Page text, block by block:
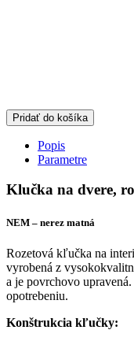
Pridať do košíka
Popis
Parametre
Klučka na dvere,
NEM – nerez matná
Rozetová kľučka na
vyrobená z
a je povrchovo
opotrebeniu.
Konštrukcia kľučky: